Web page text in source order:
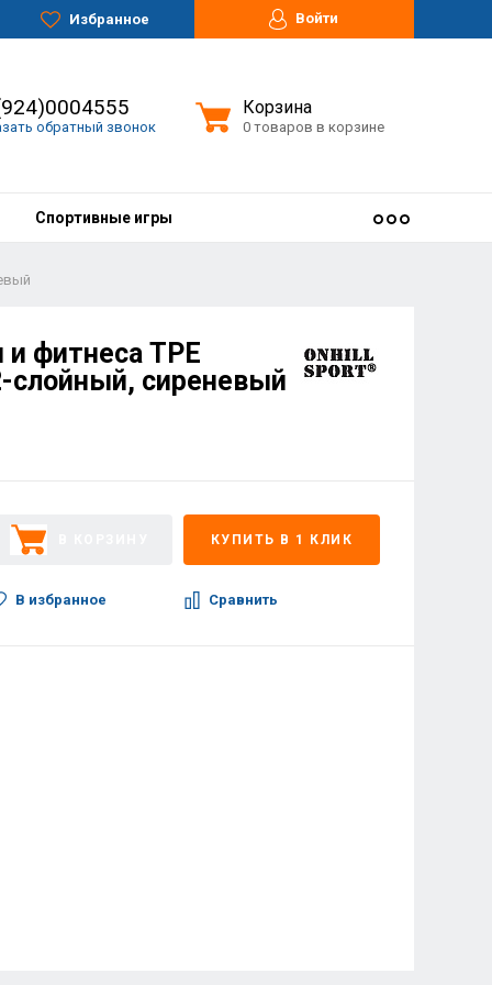
Избранное Войти
обратный звонок
Корзина
0 товаров в корзине
Спортивные игры
и фитнеса TPE
слойный, сиреневый
КУПИТЬ В 1 КЛИК
В избранное Сравнить